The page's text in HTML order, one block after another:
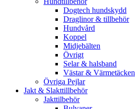
Dogtech hundskydd
Draglinor & tillbehör
Hundvård
Koppel
Midjebälten
Övrigt
Selar & halsband
Västar & Värmetäcken
Övriga Pejlar
Jakt & Slakttillbehör
Jakttilbehör